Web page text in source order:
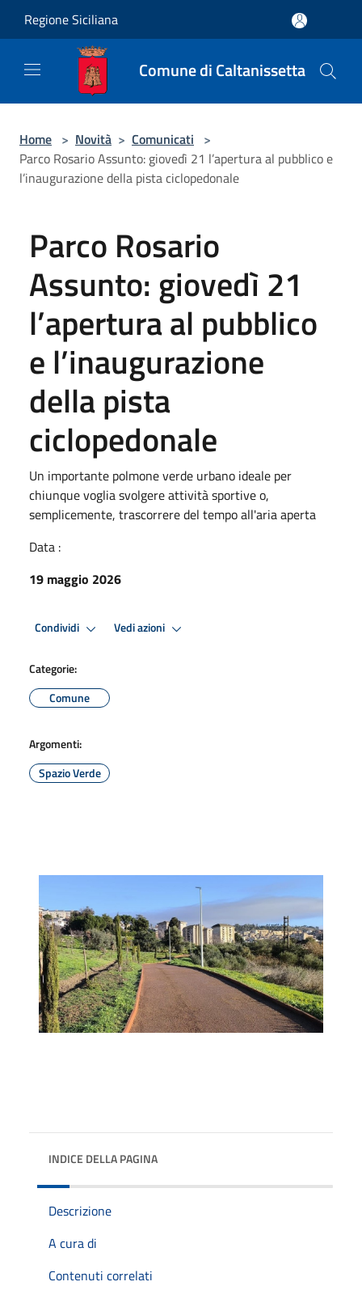
Regione Siciliana
Comune di Caltanissetta
Home > Novità > Comunicati >
Parco Rosario Assunto: giovedì 21 l’apertura al pubblico e
l’inaugurazione della pista ciclopedonale
Parco Rosario
Assunto: giovedì 21
l’apertura al pubblico
e l’inaugurazione
della pista
ciclopedonale
Un importante polmone verde urbano ideale per
chiunque voglia svolgere attività sportive o,
semplicemente, trascorrere del tempo all'aria aperta
Data :
19 maggio 2026
Condividi Vedi azioni
Categorie:
Comune
Argomenti:
Spazio Verde
INDICE DELLA PAGINA
Descrizione
A cura di
Contenuti correlati